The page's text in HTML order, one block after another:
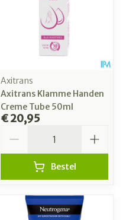
Axitrans
Axitrans Klamme Handen
Creme Tube 50ml
€ 20,95
Bestel